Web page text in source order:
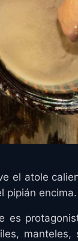
el atole
pipián encima.
es